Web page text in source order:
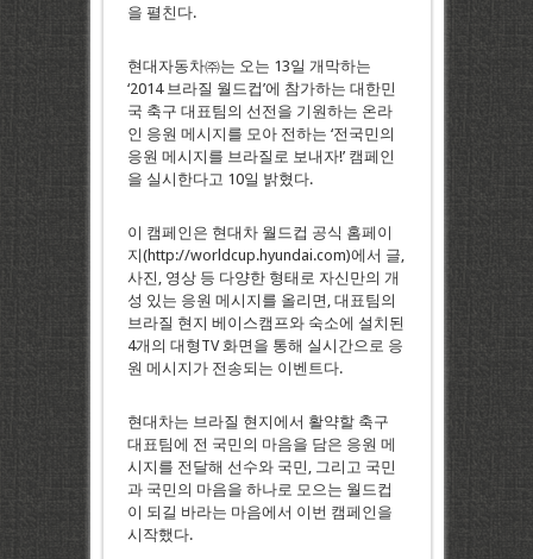
을 펼친다.
현대자동차㈜는 오는 13일 개막하는
‘2014 브라질 월드컵’에 참가하는 대한민
국 축구 대표팀의 선전을 기원하는 온라
인 응원 메시지를 모아 전하는 ‘전국민의
응원 메시지를 브라질로 보내자!’ 캠페인
을 실시한다고 10일 밝혔다.
이 캠페인은 현대차 월드컵 공식 홈페이
지(http://worldcup.hyundai.com)에서 글,
사진, 영상 등 다양한 형태로 자신만의 개
성 있는 응원 메시지를 올리면, 대표팀의
브라질 현지 베이스캠프와 숙소에 설치된
4개의 대형TV 화면을 통해 실시간으로 응
원 메시지가 전송되는 이벤트다.
현대차는 브라질 현지에서 활약할 축구
대표팀에 전 국민의 마음을 담은 응원 메
시지를 전달해 선수와 국민, 그리고 국민
과 국민의 마음을 하나로 모으는 월드컵
이 되길 바라는 마음에서 이번 캠페인을
시작했다.